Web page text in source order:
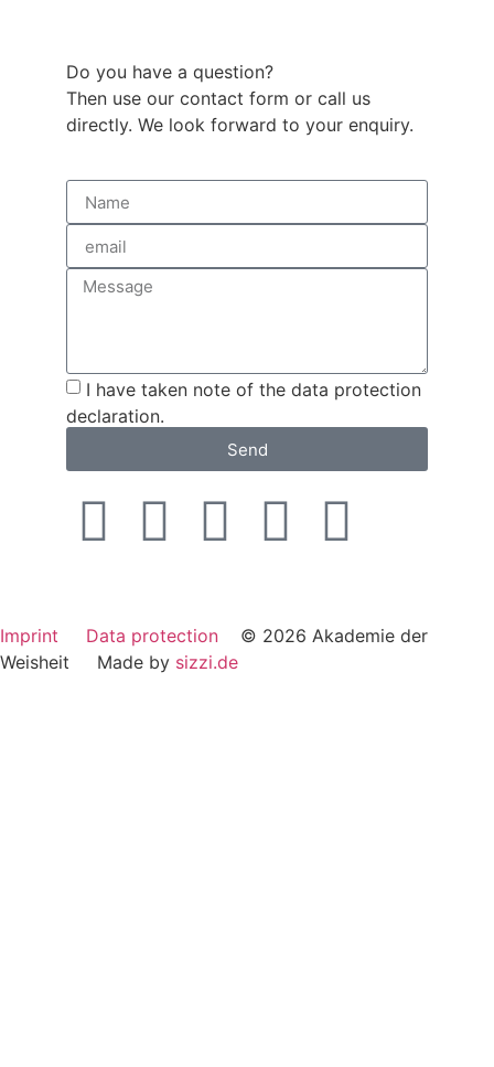
Do you have a question?
Then use our contact form or call us
directly. We look forward to your enquiry.
I have taken note of the data protection
declaration.
Send
Imprint Data protection © 2026 Akademie der
Weisheit Made by sizzi.de